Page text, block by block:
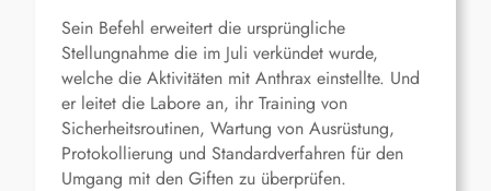
Sein Befehl erweitert die ursprüngliche
Stellungnahme die im Juli verkündet wurde,
welche die Aktivitäten mit Anthrax einstellte. Und
er leitet die Labore an, ihr Training von
Sicherheitsroutinen, Wartung von Ausrüstung,
Protokollierung und Standardverfahren für den
Umgang mit den Giften zu überprüfen.